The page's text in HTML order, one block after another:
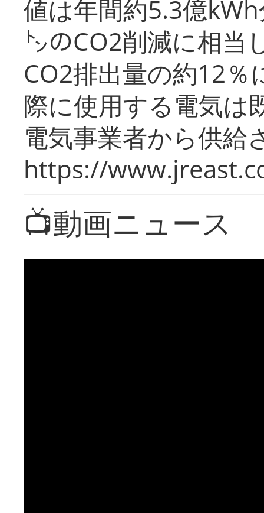
値は年間約5.3億
㌧のCO2削減に相当
CO2排出量の約12％
際に使用する電気は
電気事業者から供給
https://
📺動画ニュース